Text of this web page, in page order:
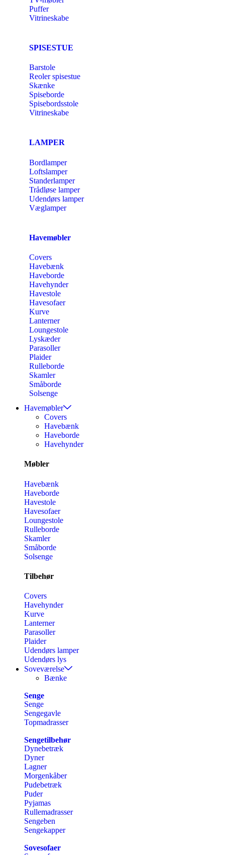
Puffer
Vitrineskabe
SPISESTUE
Barstole
Reoler spisestue
Skænke
Spiseborde
Spisebordsstole
Vitrineskabe
LAMPER
Bordlamper
Loftslamper
Standerlamper
Trådløse lamper
Udendørs lamper
Væglamper
Havemøbler
Covers
Havebænk
Haveborde
Havehynder
Havestole
Havesofaer
Kurve
Lanterner
Loungestole
Lyskæder
Parasoller
Plaider
Rulleborde
Skamler
Småborde
Solsenge
Havemøbler
Covers
Havebænk
Haveborde
Havehynder
Møbler
Havebænk
Haveborde
Havestole
Havesofaer
Loungestole
Rulleborde
Skamler
Småborde
Solsenge
Tilbehør
Covers
Havehynder
Kurve
Lanterner
Parasoller
Plaider
Udendørs lamper
Udendørs lys
Soveværelse
Bænke
Senge
Senge
Sengegavle
Topmadrasser
Sengetilbehør
Dynebetræk
Dyner
Lagner
Morgenkåber
Pudebetræk
Puder
Pyjamas
Rullemadrasser
Sengeben
Sengekapper
Sovesofaer